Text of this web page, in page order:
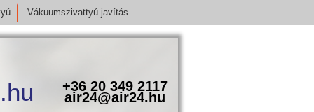
Vákuumszivattyú javítás
+36 20 349 2117
air24@air24.hu